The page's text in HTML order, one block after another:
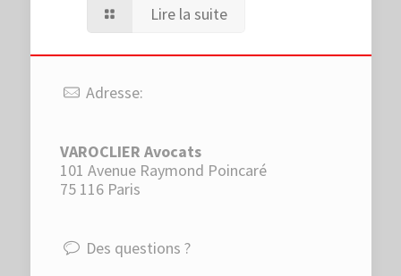
Lire la suite
Adresse:
VAROCLIER Avocats
101 Avenue Raymond Poincaré
75 116 Paris
Des questions ?